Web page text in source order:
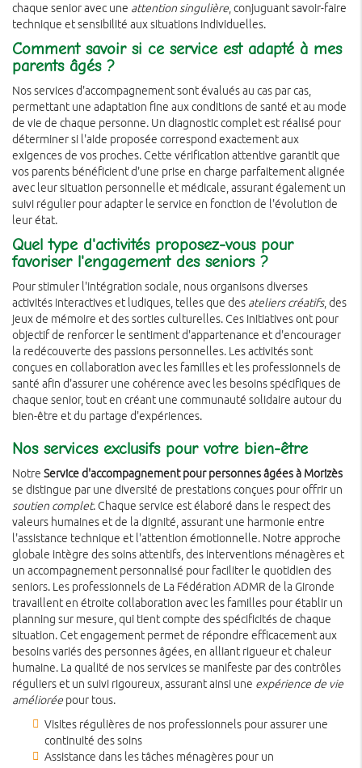
chaque senior avec une attention singulière , conjuguant savoir-faire
technique et sensibilité aux situations individuelles.
Comment savoir si ce service est adapté à mes
parents âgés ?
Nos services d'accompagnement sont évalués au cas par cas,
permettant une adaptation fine aux conditions de santé et au mode
de vie de chaque personne. Un diagnostic complet est réalisé pour
déterminer si l'aide proposée correspond exactement aux
exigences de vos proches. Cette vérification attentive garantit que
vos parents bénéficient d'une prise en charge parfaitement alignée
avec leur situation personnelle et médicale, assurant également un
suivi régulier pour adapter le service en fonction de l'évolution de
leur état.
Quel type d'activités proposez-vous pour
favoriser l'engagement des seniors ?
Pour stimuler l'intégration sociale, nous organisons diverses
activités interactives et ludiques, telles que des ateliers créatifs, des
jeux de mémoire et des sorties culturelles. Ces initiatives ont pour
objectif de renforcer le sentiment d'appartenance et d'encourager
la redécouverte des passions personnelles. Les activités sont
conçues en collaboration avec les familles et les professionnels de
santé afin d'assurer une cohérence avec les besoins spécifiques de
chaque senior, tout en créant une communauté solidaire autour du
bien-être et du partage d'expériences.
Nos services exclusifs pour votre bien-être
Notre Service d'accompagnement pour personnes âgées à Morizès
se distingue par une diversité de prestations conçues pour offrir un
soutien complet. Chaque service est élaboré dans le respect des
valeurs humaines et de la dignité, assurant une harmonie entre
l'assistance technique et l'attention émotionnelle. Notre approche
globale intègre des soins attentifs, des interventions ménagères et
un accompagnement personnalisé pour faciliter le quotidien des
seniors. Les professionnels de La Fédération ADMR de la Gironde
travaillent en étroite collaboration avec les familles pour établir un
planning sur mesure, qui tient compte des spécificités de chaque
situation. Cet engagement permet de répondre efficacement aux
besoins variés des personnes âgées, en alliant rigueur et chaleur
humaine. La qualité de nos services se manifeste par des contrôles
réguliers et un suivi rigoureux, assurant ainsi une expérience de vie
améliorée pour tous.
Visites régulières de nos professionnels pour assurer une
continuité des soins
Assistance dans les tâches ménagères pour un